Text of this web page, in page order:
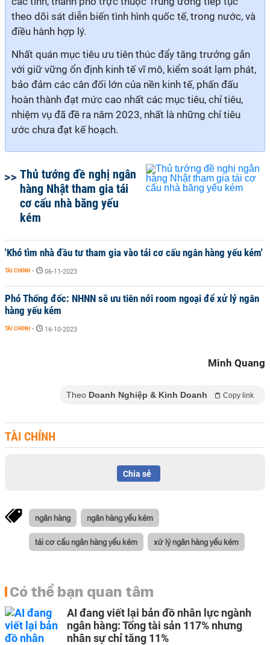
theo dõi sát diễn biến tình hình quốc tế, trong nước, và
điều hành hợp lý.
Nhất quán mục tiêu ưu tiên thúc đẩy tăng trưởng gắn
với giữ vững ổn định kinh tế vĩ mô, kiểm soát lạm phát,
bảo đảm các cân đối lớn của nền kinh tế, phấn đấu
hoàn thành đạt mức cao nhất các mục tiêu, chỉ tiêu,
nhiệm vụ đã đề ra năm 2023, nhất là những chỉ tiêu
ước chưa đạt kế hoạch.
Thủ tướng đề nghị ngân
hàng Nhật tham gia tái
cơ cấu nhà băng yếu
kém
'Khó tìm nhà đầu tư tham gia vào tái cơ cấu ngân hàng yếu kém'
TÀI CHÍNH - 06-11-2023
Phó Thống đốc: NHNN sẽ ưu tiên nới room ngoại để xử lý ngân
hàng yếu kém
TÀI CHÍNH - 16-10-2023
Minh Quang
Theo Doanh Nghiệp & Kinh Doanh Copy link
TÀI CHÍNH
Chia sẻ
ngân hàng ngân hàng yếu kém
tái cơ cấu ngân hàng yếu kém xử lý ngân hàng yếu kém
Có thể bạn quan tâm
AI đang viết lại bản đồ nhân lực ngành
ngân hàng: Tổng tài sản 117% nhưng
nhân sự chỉ tăng 11%